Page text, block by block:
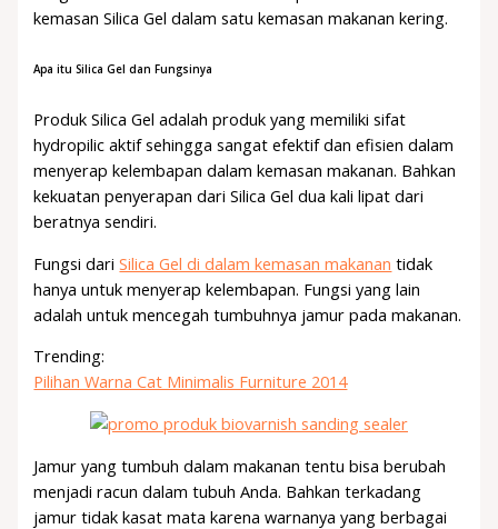
kemasan Silica Gel dalam satu kemasan makanan kering.
Apa itu Silica Gel dan Fungsinya
Produk Silica Gel adalah produk yang memiliki sifat
hydropilic aktif sehingga sangat efektif dan efisien dalam
menyerap kelembapan dalam kemasan makanan. Bahkan
kekuatan penyerapan dari Silica Gel dua kali lipat dari
beratnya sendiri.
Fungsi dariSilica Gel di dalam kemasan makanan tidak
hanya untuk menyerap kelembapan. Fungsi yang lain
adalah untuk mencegah tumbuhnya jamur pada makanan.
Trending:
Pilihan Warna Cat Minimalis Furniture 2014
Jamur yang tumbuh dalam makanan tentu bisa berubah
menjadi racun dalam tubuh Anda. Bahkan terkadang
jamur tidak kasat mata karena warnanya yang berbagai